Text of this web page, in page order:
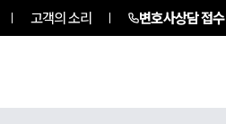
고객의 소리 변호사상담 접수